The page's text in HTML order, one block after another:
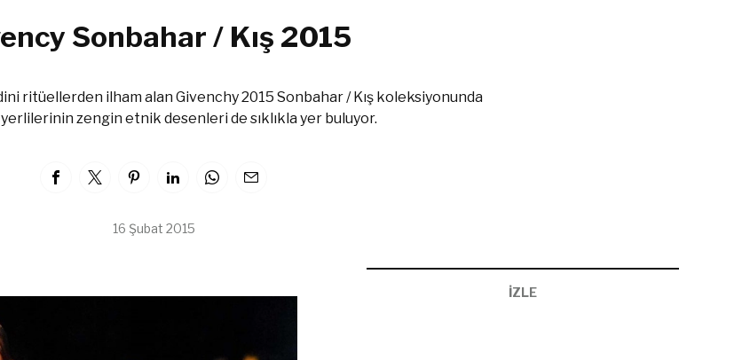
Sonbahar / Kış 2015
ritüellerden ilham alan Givenchy 2015 Sonbahar / Kış koleksiyonunda
zengin etnik desenleri de sıklıkla yer buluyor.
16 Şubat 2015
İZLE